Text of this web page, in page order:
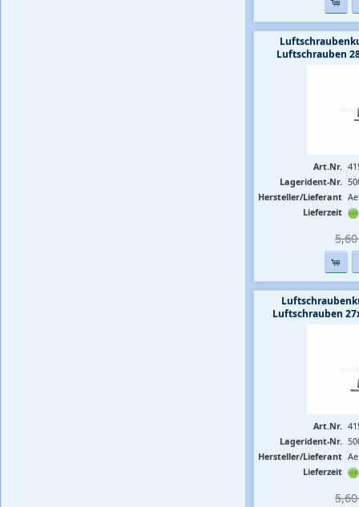
Luftschrauben
Art.Nr.
Lagerident-Nr.
Hersteller/Lieferant
Lieferzeit
5,60
Luftschrauben
Art.Nr.
Lagerident-Nr.
Hersteller/Lieferant
Lieferzeit
5,60